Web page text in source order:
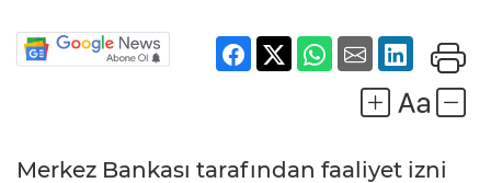
Merkez Bankası tarafından faaliyet izni